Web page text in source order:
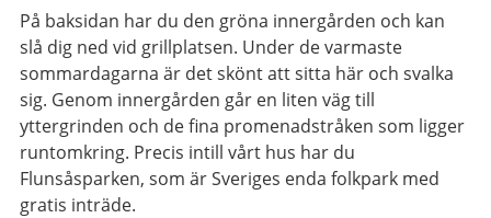
På baksidan har du den gröna innergården och kan
slå dig ned vid grillplatsen. Under de varmaste
sommardagarna är det skönt att sitta här och svalka
sig. Genom innergården går en liten väg till
yttergrinden och de fina promenadstråken som ligger
runtomkring. Precis intill vårt hus har du
Flunsåsparken, som är Sveriges enda folkpark med
gratis inträde.